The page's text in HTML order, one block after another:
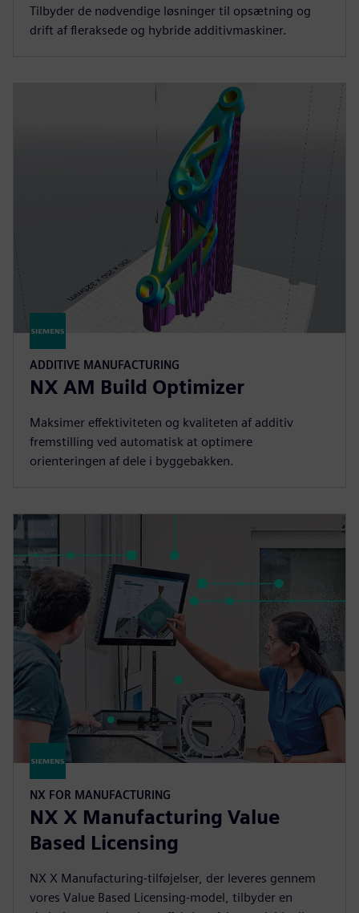
Tilbyder de nødvendige løsninger til opsætning og
drift af fleraksede og hybride additivmaskiner.
ADDITIVE MANUFACTURING
NX AM Build Optimizer
Maksimer effektiviteten og kvaliteten af additiv
fremstilling ved automatisk at optimere
orienteringen af dele i byggebakken.
NX FOR MANUFACTURING
NX X Manufacturing Value
Based Licensing
NX X Manufacturing-tilføjelser, der leveres gennem
vores Value Based Licensing-model, tilbyder en